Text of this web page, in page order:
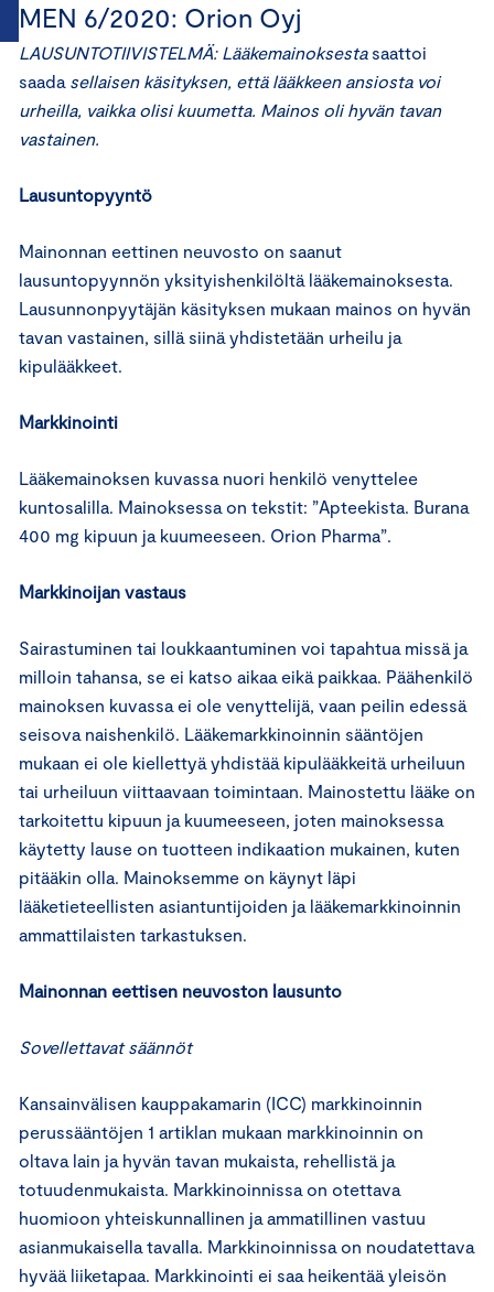
MEN 6/2020: Orion Oyj
LAUSUNTOTIIVISTELMÄ: Lääkemainoksestasaattoi
saada sellaisen käsityksen, että lääkkeen ansiosta voi
urheilla, vaikka olisi kuumetta. Mainos oli hyvän tavan
vastainen.
Lausuntopyyntö
Mainonnan eettinen neuvosto on saanut
lausuntopyynnön yksityishenkilöltä lääkemainoksesta.
Lausunnonpyytäjän käsityksen mukaan mainos on hyvän
tavan vastainen, sillä siinä yhdistetään urheilu ja
kipulääkkeet.
Markkinointi
Lääkemainoksen kuvassa nuori henkilö venyttelee
kuntosalilla. Mainoksessa on tekstit: ”Apteekista. Burana
400 mg kipuun ja kuumeeseen. Orion Pharma”.
Markkinoijan vastaus
Sairastuminen tai loukkaantuminen voi tapahtua missä ja
milloin tahansa, se ei katso aikaa eikä paikkaa. Päähenkilö
mainoksen kuvassa ei ole venyttelijä, vaan peilin edessä
seisova naishenkilö. Lääkemarkkinoinnin sääntöjen
mukaan ei ole kiellettyä yhdistää kipulääkkeitä urheiluun
tai urheiluun viittaavaan toimintaan. Mainostettu lääke on
tarkoitettu kipuun ja kuumeeseen, joten mainoksessa
käytetty lause on tuotteen indikaation mukainen, kuten
pitääkin olla. Mainoksemme on käynyt läpi
lääketieteellisten asiantuntijoiden ja lääkemarkkinoinnin
ammattilaisten tarkastuksen.
Mainonnan eettisen neuvoston lausunto
Sovellettavat säännöt
Kansainvälisen kauppakamarin (ICC) markkinoinnin
perussääntöjen 1 artiklan mukaan markkinoinnin on
oltava lain ja hyvän tavan mukaista, rehellistä ja
totuudenmukaista. Markkinoinnissa on otettava
huomioon yhteiskunnallinen ja ammatillinen vastuu
asianmukaisella tavalla. Markkinoinnissa on noudatettava
hyvää liiketapaa. Markkinointi ei saa heikentää yleisön